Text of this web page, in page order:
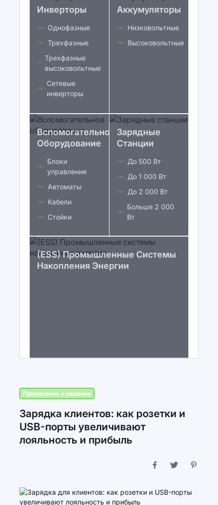
Инверторы
Однофазные
Трехфазные
Трехфазные
высоковольтные
Сетевые
инверторы
Аккумуляторы
Низковольтные
Высоковольтные
Вспомогательное
Оборудование
Блоки
управления
Автоматы
Кабели
Стойки
Зарядные
Станции
До 500 Вт
До 1 000 Вт
До 2 000 Вт
Больше 2 000
Вт
(ESS) Промышленные Системы
Накопления Энергии
Применение и решение
Зарядка клиентов: как розетки и
USB-порты увеличивают
лояльность и прибыль